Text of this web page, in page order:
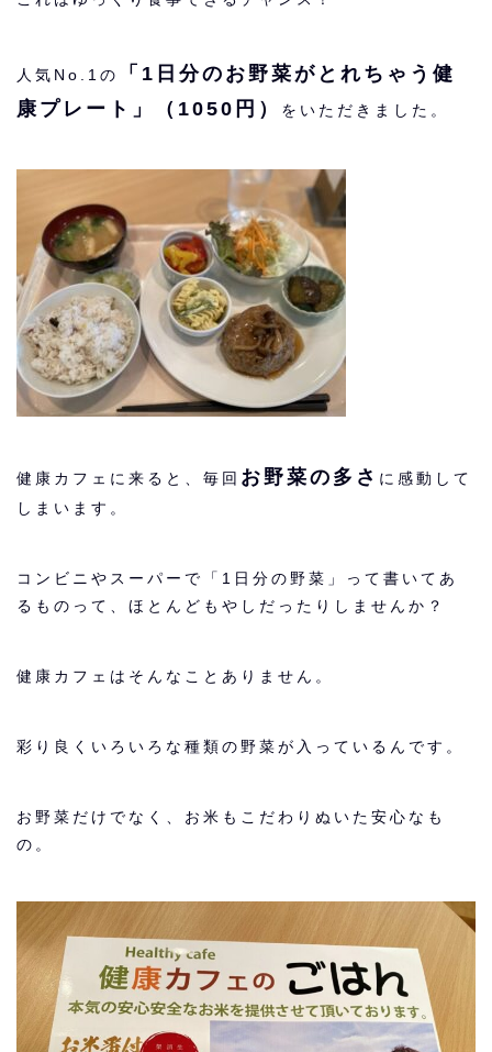
人気No.1の
「1日分のお野菜がとれちゃう健
康プレート」（1050円）
をいただきました。
健康カフェに来ると、毎回 お野菜の多さ に感動して
しまいます。
コンビニやスーパーで「1日分の野菜」って書いてあ
るものって、ほとんどもやしだったりしませんか？
健康カフェはそんなことありません。
彩り良くいろいろな種類の野菜が入っているんです。
お野菜だけでなく、お米もこだわりぬいた安心なも
の。